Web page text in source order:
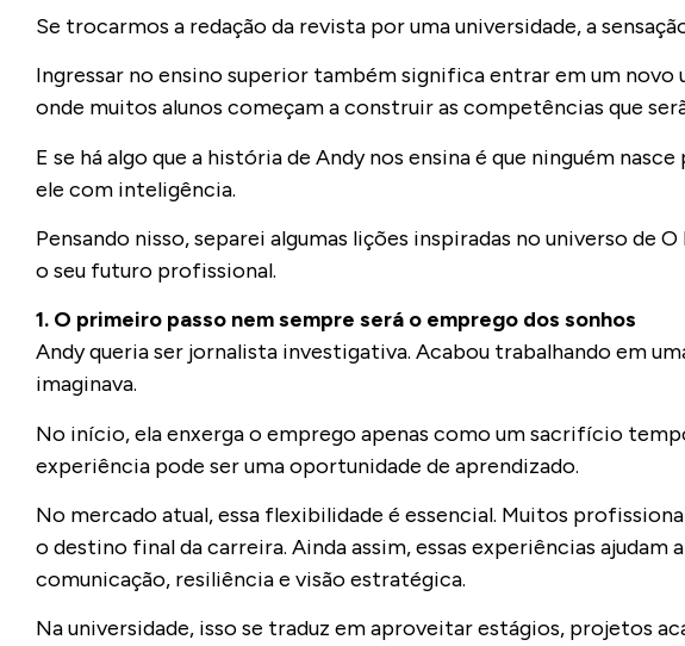
Se trocarmos a redação da revista por uma universidade, a
Ingressar no ensino superior também significa entrar em um
onde muitos alunos começam a construir as competências que
E se há algo que a história de Andy nos ensina é que ninguém
ele com inteligência.
Pensando nisso, separei algumas lições inspiradas no universo de
o seu futuro profissional.
1. O primeiro passo nem sempre será o emprego dos sonhos
Andy queria ser jornalista investigativa. Acabou trabalhando em
imaginava.
No início, ela enxerga o emprego apenas como um sacrifício
experiência pode ser uma oportunidade de aprendizado.
No mercado atual, essa flexibilidade é essencial. Muitos
o destino final da carreira. Ainda assim, essas experiências
comunicação, resiliência e visão estratégica.
Na universidade, isso se traduz em aproveitar estágios, projetos